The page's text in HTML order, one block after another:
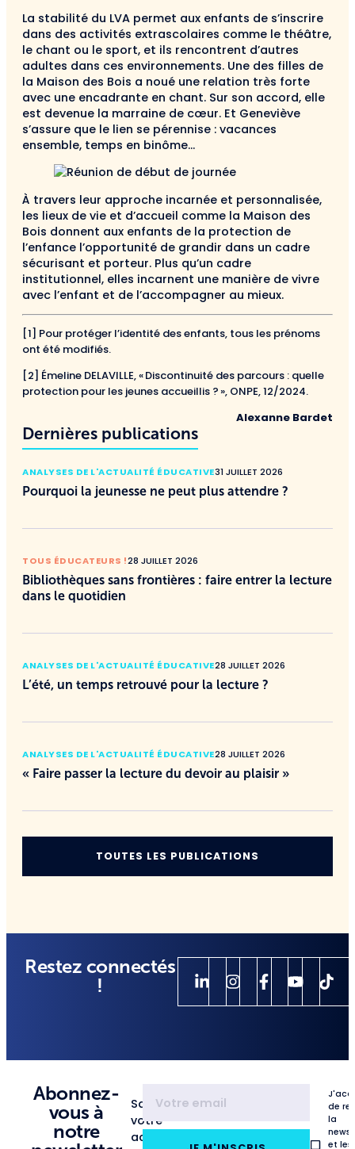
La stabilité du LVA permet aux enfants de s’inscrire
dans des activités extrascolaires comme le théâtre,
le chant ou le sport, et ils rencontrent d’autres
adultes dans ces environnements. Une des filles de
la Maison des Bois a noué une relation très forte
avec une encadrante en chant. Sur son accord, elle
est devenue la marraine de cœur. Et Geneviève
s’assure que le lien se pérennise : vacances
ensemble, temps en binôme…
À travers leur approche incarnée et personnalisée,
les lieux de vie et d’accueil comme la Maison des
Bois donnent aux enfants de la protection de
l’enfance l’opportunité de grandir dans un cadre
sécurisant et porteur. Plus qu’un cadre
institutionnel, elles incarnent une manière de vivre
avec l’enfant et de l’accompagner au mieux.
[1] Pour protéger l’identité des enfants, tous les prénoms
ont été modifiés.
[2] Émeline DELAVILLE, « Discontinuité des parcours : quelle
protection pour les jeunes accueillis ? », ONPE, 12/2024.
Alexanne Bardet
Dernières publications
ANALYSES DE L'ACTUALITÉ ÉDUCATIVE31 JUILLET 2026
Pourquoi la jeunesse ne peut plus attendre ?
TOUS ÉDUCATEURS !28 JUILLET 2026
Bibliothèques sans frontières : faire entrer la lecture
dans le quotidien
ANALYSES DE L'ACTUALITÉ ÉDUCATIVE28 JUILLET 2026
L’été, un temps retrouvé pour la lecture ?
ANALYSES DE L'ACTUALITÉ ÉDUCATIVE28 JUILLET 2026
« Faire passer la lecture du devoir au plaisir »
TOUTES LES PUBLICATIONS
Restez connectés
!
Abonnez-
vous à
notre
Saisissez
votre
adresse
de
la
et les